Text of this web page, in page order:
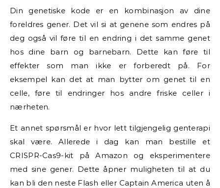
Din genetiske kode er en kombinasjon av dine
foreldres gener. Det vil si at genene som endres på
deg også vil føre til en endring i det samme genet
hos dine barn og barnebarn. Dette kan føre til
effekter som man ikke er forberedt på. For
eksempel kan det at man bytter om genet til en
celle, føre til endringer hos andre friske celler i
nærheten.
Et annet spørsmål er hvor lett tilgjengelig genterapi
skal være. Allerede i dag kan man bestille et
CRISPR-Cas9-kit på Amazon og eksperimentere
med sine gener. Dette åpner muligheten til at du
kan bli den neste Flash eller Captain America uten å